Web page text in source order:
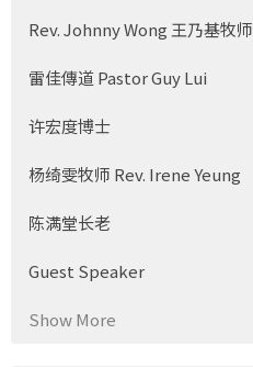
Rev. Johnny Wong 王乃基牧师
雷佳傳道 Pastor Guy Lui
许宏度博士
杨绮雯牧师 Rev. Irene Yeung
陈满堂长老
Guest Speaker
Show More